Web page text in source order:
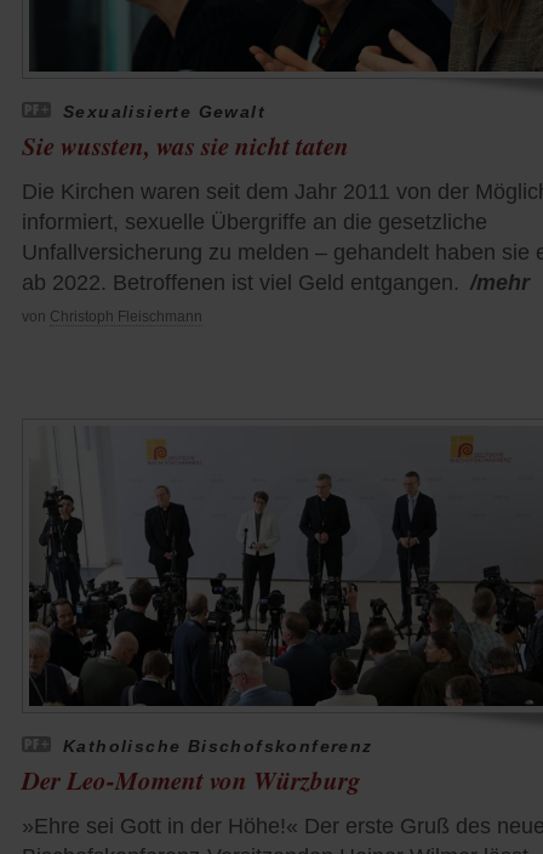
Sexualisierte Gewalt
Sie wussten, was sie nicht taten
Die Kirchen waren seit dem Jahr 2011 von der
informiert, sexuelle Übergriffe an die gesetzliche
Unfallversicherung zu melden – gehandelt haben sie
ab 2022. Betroffenen ist viel Geld entgangen. /mehr
von Christoph Fleischmann
Katholische Bischofskonferenz
Der Leo-Moment von Würzburg
»Ehre sei Gott in der Höhe!« Der erste Gruß des